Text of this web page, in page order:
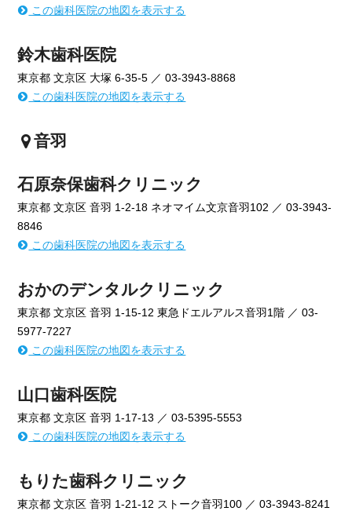
この歯科医院の地図を表示する
鈴木歯科医院
東京都 文京区 大塚 6-35-5 ／ 03-3943-8868
この歯科医院の地図を表示する
音羽
石原奈保歯科クリニック
東京都 文京区 音羽 1-2-18 ネオマイム文京音羽102 ／ 03-3943-
8846
この歯科医院の地図を表示する
おかのデンタルクリニック
東京都 文京区 音羽 1-15-12 東急ドエルアルス音羽1階 ／ 03-
5977-7227
この歯科医院の地図を表示する
山口歯科医院
東京都 文京区 音羽 1-17-13 ／ 03-5395-5553
この歯科医院の地図を表示する
もりた歯科クリニック
東京都 文京区 音羽 1-21-12 ストーク音羽100 ／ 03-3943-8241